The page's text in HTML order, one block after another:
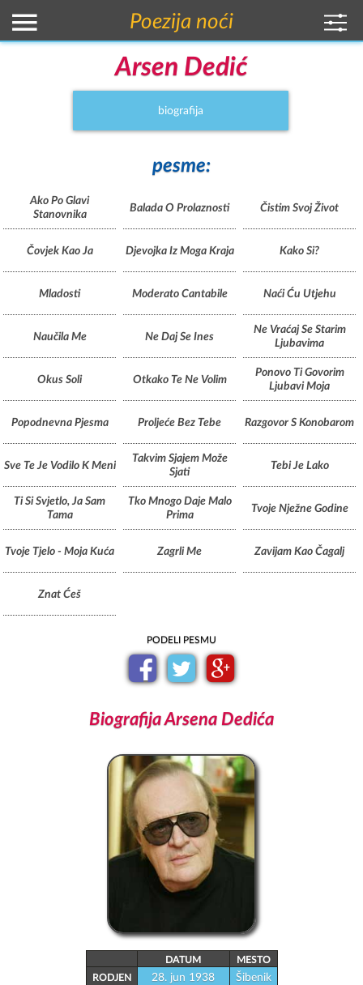
Poezija noći
Arsen Dedić
biografija
PODELI PESMU
Biografija Arsena Dedića
DATUM
MESTO
RODJEN
28. jun 1938 Šibenik
pesme:
Ako Po Glavi
Stanovnika
Balada O Prolaznosti Čistim Svoj Život
Čovjek Kao Ja Djevojka Iz Moga Kraja Kako Si?
Mladosti Moderato Cantabile Naći Ću Utjehu
Naučila Me Ne Daj Se Ines
Ne Vraćaj Se Starim
Ljubavima
Okus Soli Otkako Te Ne Volim
Ponovo Ti Govorim
Ljubavi Moja
Popodnevna Pjesma Proljeće Bez Tebe Razgovor S Konobarom
Sve Te Je Vodilo K Meni
Takvim Sjajem Može
Sjati
Tebi Je Lako
Ti Si Svjetlo, Ja Sam
Tama
Tko Mnogo Daje Malo
Prima
Tvoje Nježne Godine
Tvoje Tjelo - Moja Kuća Zagrli Me Zavijam Kao Čagalj
Znat Ćeš